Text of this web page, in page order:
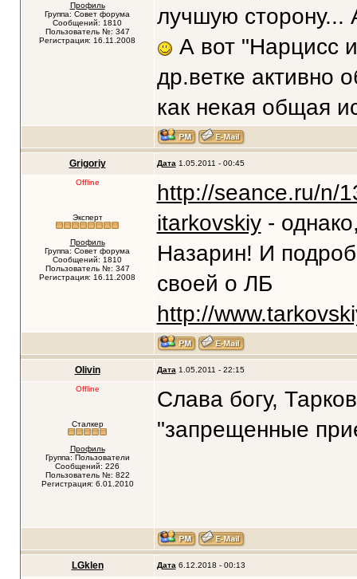
Профиль
Группа: Совет форума
Сообщений: 1810
Пользователь №: 347
Регистрация: 16.11.2008
лучшую сторону...
А вот "Нарцисс
др.ветке активно
как некая общая
Grigoriy Дата 1.05.2011 - 00:45
Offline
Эксперт
Профиль
Группа: Совет форума
Сообщений: 1810
Пользователь №: 347
Регистрация: 16.11.2008
http://seance.ru/n/
itarkovskiy-
Назарин! И
своей о ЛБ
http://
Olivin Дата 1.05.2011 - 22:15
Offline
Сталкер
Профиль
Группа: Пользователи
Сообщений: 226
Пользователь №: 822
Регистрация: 6.01.2010
Слава богу,
"запрещенные
LGklen Дата 6.12.2018 - 00:13